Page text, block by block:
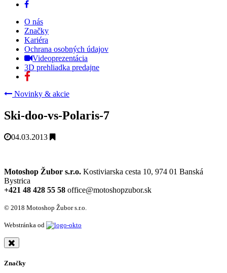
O nás
Značky
Kariéra
Ochrana osobných údajov
Videoprezentácia
3D prehliadka predajne
Novinky & akcie
Ski-doo-vs-Polaris-7
04.03.2013
Motoshop Žubor s.r.o. Kostiviarska cesta 10, 974 01 Banská
Bystrica
+421 48 428 55 58 office@motoshopzubor.sk
© 2018 Motoshop Žubor s.r.o.
Webstránka od
Značky